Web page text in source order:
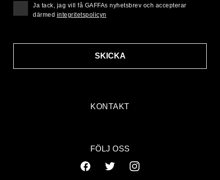
KONTAKT
SKICKA
Ja tack, jag vill få GAFFAs nyhetsbrev och accepterar
därmed integritetspolicyn
FÖLJ OSS